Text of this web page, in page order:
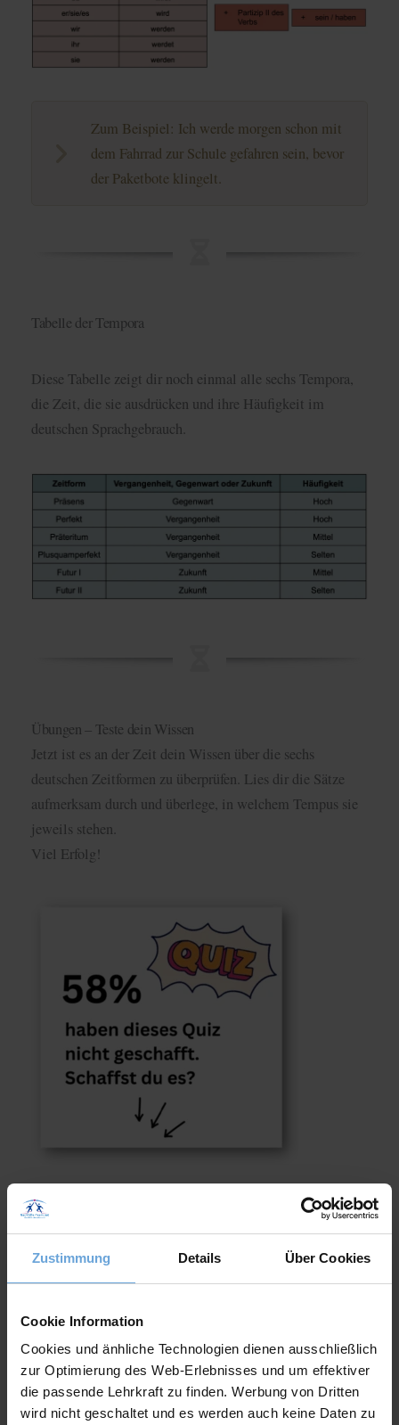
Zustimmung Details Über Cookies
Cookie Information
Cookies und änhliche Technologien dienen ausschließlich
zur Optimierung des Web-Erlebnisses und um effektiver
die passende Lehrkraft zu finden. Werbung von Dritten
wird nicht geschaltet und es werden auch keine Daten zu
Zum Beispiel: Ich werde morgen schon mit
dem Fahrrad zur Schule gefahren sein, bevor
der Paketbote klingelt.
Tabelle der Tempora
Diese Tabelle zeigt dir noch einmal alle sechs Tempora,
die Zeit, die sie ausdrücken und ihre Häufigkeit im
deutschen Sprachgebrauch.
Übungen – Teste dein Wissen
Jetzt ist es an der Zeit dein Wissen über die sechs
deutschen Zeitformen zu überprüfen. Lies dir die Sätze
aufmerksam durch und überlege, in welchem Tempus sie
jeweils stehen.
Viel Erfolg!
#1. Du wirst die Zeitung am nächsten Sonntag gelesen
haben.
Präteritum
Futur II
Präsens